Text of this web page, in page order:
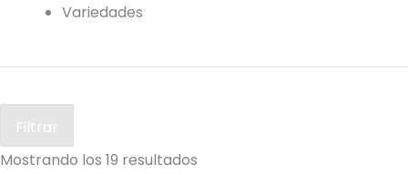
Variedades
Filtrar
Mostrando los 19 resultados